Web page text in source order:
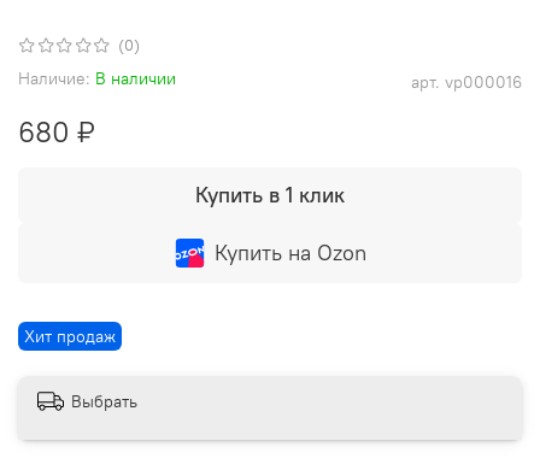
(0)
арт. vp000016
Наличие: В наличии
Хит продаж
680 ₽
Купить в 1 клик
Купить на Ozon
Выбрать